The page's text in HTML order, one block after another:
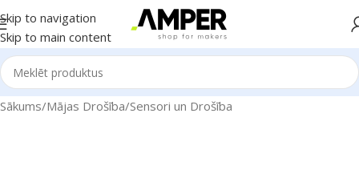
Skip to navigation
Skip to main content
Sākums/Mājas Drošība/Sensori un Drošība